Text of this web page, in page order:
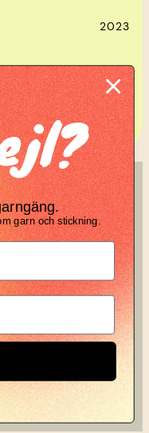
2023
Lär dig
KNIT KNOT
Manifesto
Garnbrev
garn och stickning.